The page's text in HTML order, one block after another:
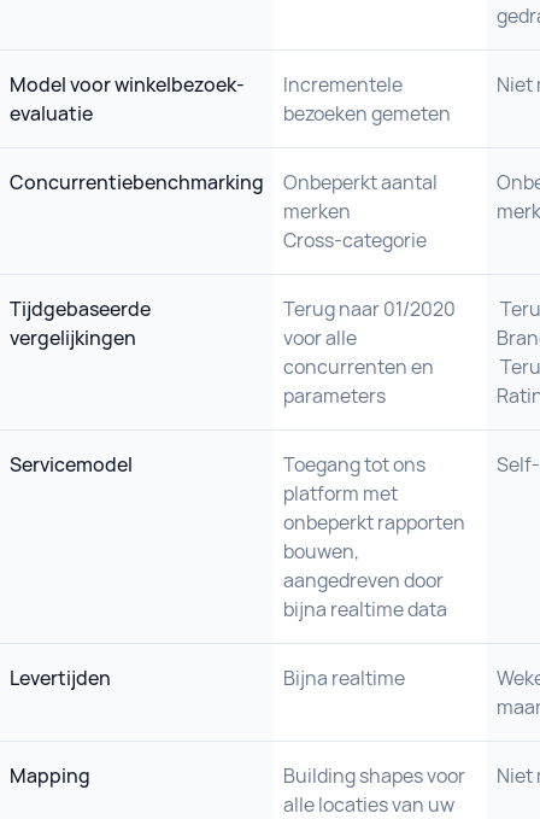
Model voor winkelbezoek-
evaluatie
Incrementele
bezoeken gemeten
Niet
Concurrentiebenchmarking
Onbeperkt aantal
merken
Cross-categorie
Tijdgebaseerde
vergelijkingen
Terug naar 01/2020
voor alle
concurrenten en
parameters
Servicemodel
Toegang tot ons
platform met
onbeperkt rapporten
bouwen,
aangedreven door
bijna realtime data
Levertijden Bijna realtime
Mapping
Building shapes voor
alle locaties van uw
Niet